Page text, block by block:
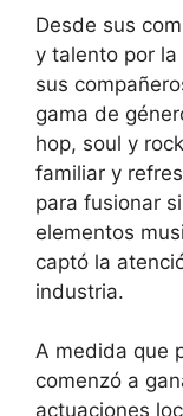
Desde sus
y talento por
sus
gama de
hop, soul y
familiar y
para fusionar
elementos
captó la
industria.
A medida que
comenzó a
actuaciones